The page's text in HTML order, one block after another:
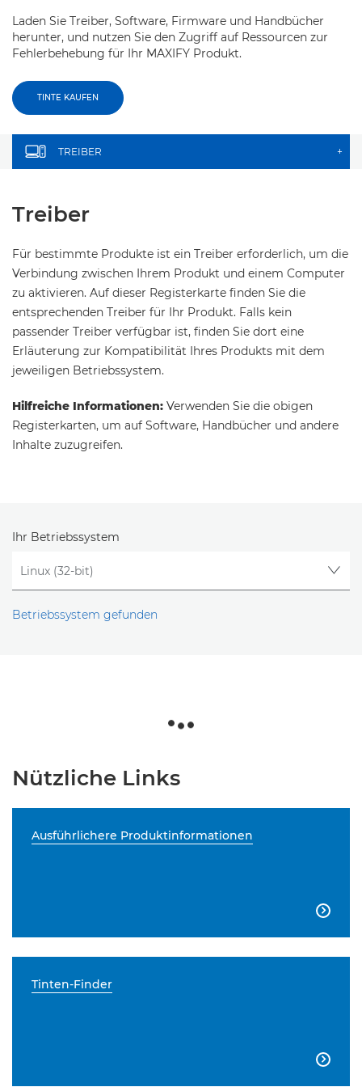
Laden Sie Treiber, Software, Firmware und Handbücher
herunter, und nutzen Sie den Zugriff auf Ressourcen zur
Fehlerbehebung für Ihr MAXIFY Produkt.
TINTE KAUFEN
TREIBER +
Treiber
Für bestimmte Produkte ist ein Treiber erforderlich, um die
Verbindung zwischen Ihrem Produkt und einem Computer
zu aktivieren. Auf dieser Registerkarte finden Sie die
entsprechenden Treiber für Ihr Produkt. Falls kein
passender Treiber verfügbar ist, finden Sie dort eine
Erläuterung zur Kompatibilität Ihres Produkts mit dem
jeweiligen Betriebssystem.
Hilfreiche Informationen: Verwenden Sie die obigen
Registerkarten, um auf Software, Handbücher und andere
Inhalte zuzugreifen.
Ihr Betriebssystem
Betriebssystem gefunden
Nützliche Links
Ausführlichere Produktinformationen

Tinten-Finder
